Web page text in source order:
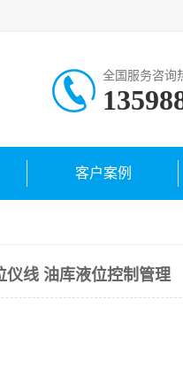
全国服务咨询
客户案例
仪线 油库液位控制管理